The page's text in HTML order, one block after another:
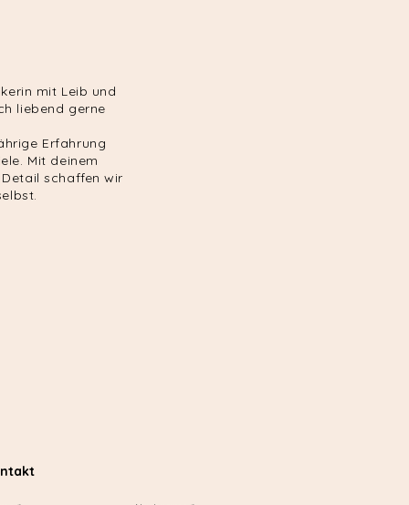
mit Leib und
liebend gerne
Erfahrung
Mit deinem
schaffen wir